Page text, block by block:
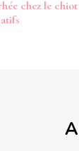
chez le